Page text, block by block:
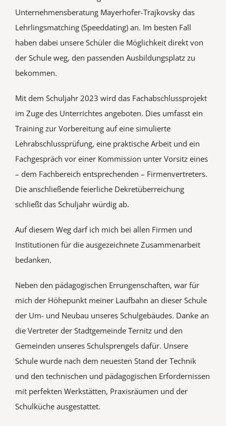
Unternehmensberatung Mayerhofer-Trajkovsky das
Lehrlingsmatching (Speeddating) an. Im besten Fall
haben dabei unsere Schüler die Möglichkeit direkt von
der Schule weg, den passenden Ausbildungsplatz zu
bekommen.
Mit dem Schuljahr 2023 wird das Fachabschlussprojekt
im Zuge des Unterrichtes angeboten. Dies umfasst ein
Training zur Vorbereitung auf eine simulierte
Lehrabschlussprüfung, eine praktische Arbeit und ein
Fachgespräch vor einer Kommission unter Vorsitz eines
– dem Fachbereich entsprechenden – Firmenvertreters.
Die anschließende feierliche Dekretüberreichung
schließt das Schuljahr würdig ab.
Auf diesem Weg darf ich mich bei allen Firmen und
Institutionen für die ausgezeichnete Zusammenarbeit
bedanken.
Neben den pädagogischen Errungenschaften, war für
mich der Höhepunkt meiner Laufbahn an dieser Schule
der Um- und Neubau unseres Schulgebäudes. Danke an
die Vertreter der Stadtgemeinde Ternitz und den
Gemeinden unseres Schulsprengels dafür. Unsere
Schule wurde nach dem neuesten Stand der Technik
und den technischen und pädagogischen Erfordernissen
mit perfekten Werkstätten, Praxisräumen und der
Schulküche ausgestattet.